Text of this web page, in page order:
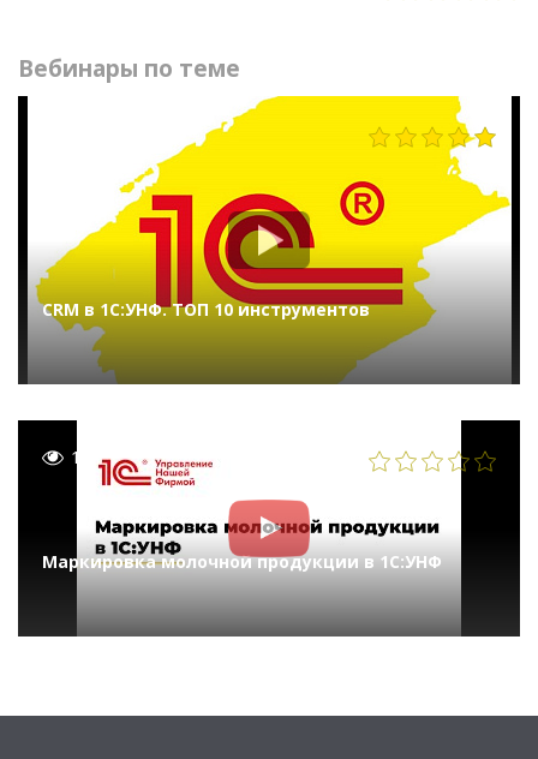
Вебинары по теме
CRM в 1С:УНФ. ТОП 10 инструментов
194
Маркировка молочной продукции в 1С:УНФ